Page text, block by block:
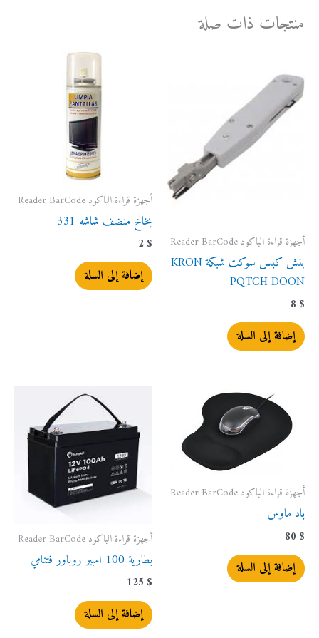
منتجات ذات صلة
أجهزة قراءة الباكود Reader BarCode
بنش كبس سوكت شبكة KRON
PQTCH DOON
8 $
إضافة إلى السلة
أجهزة قراءة الباكود Reader BarCode
بخاخ منضف شاشه 331
2$
إضافة إلى السلة
أجهزة قراءة الباكود Reader BarCode
باد ماوس
80 $
إضافة إلى السلة
أجهزة قراءة الباكود Reader BarCode
بطارية 100 امبير روباور فتنامي
125 $
إضافة إلى السلة